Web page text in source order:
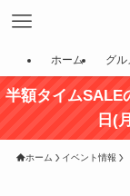
ホーム グル
半額タイムSALE
日(
ホーム イベント情報